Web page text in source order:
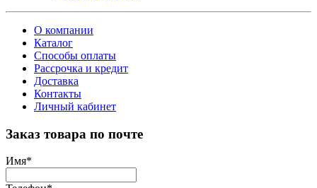
О компании
Каталог
Способы оплаты
Рассрочка и кредит
Доставка
Контакты
Личный кабинет
Заказ товара по почте
Имя*